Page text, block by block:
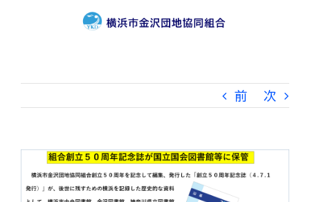
前 次